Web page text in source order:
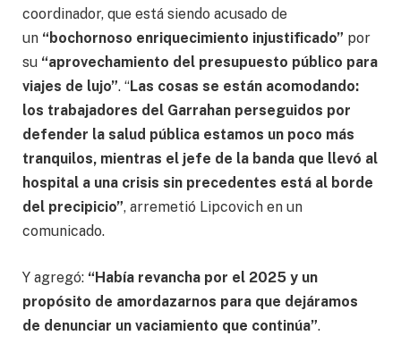
coordinador, que está siendo acusado de
un “bochornoso enriquecimiento injustificado” por
su “aprovechamiento del presupuesto público para
viajes de lujo”. “Las cosas se están acomodando:
los trabajadores del Garrahan perseguidos por
defender la salud pública estamos un poco más
tranquilos, mientras el jefe de la banda que llevó al
hospital a una crisis sin precedentes está al borde
del precipicio”, arremetió Lipcovich en un
comunicado.
Y agregó: “Había revancha por el 2025 y un
propósito de amordazarnos para que dejáramos
de denunciar un vaciamiento que continúa”.